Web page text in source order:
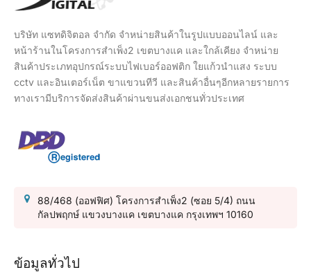
บริษัท แซทดิจิตอล จำกัด จำหน่ายสินค้าในรูปแบบออนไลน์ และ
หน้าร้านในโครงการสำเพ็ง2 เขตบางแค และใกล้เคียง จำหน่าย
สินค้าประเภทอุปกรณ์ระบบไฟเบอร์ออฟติก ใยแก้วนำแสง ระบบ
cctv และอินเตอร์เน็ต ขาแขวนทีวี และสินค้าอื่นๆอีกหลายรายการ
ทางเรามีบริการจัดส่งสินค้าผ่านขนส่งเอกชนทั่วประเทศ
88/468 (ออฟฟิศ) โครงการสำเพ็ง2 (ซอย 5/4) ถนน
กัลปพฤกษ์ แขวงบางแค เขตบางแค กรุงเทพฯ 10160
ข้อมูลทั่วไป